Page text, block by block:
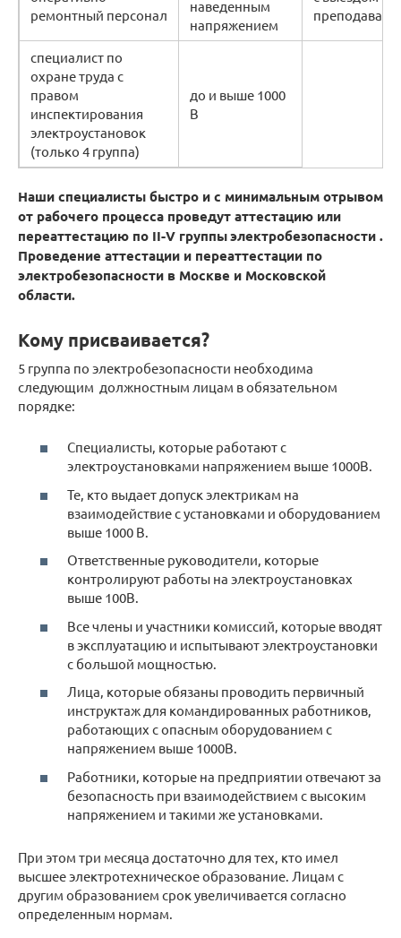
ремонтный персонал
наведенным
напряжением
специалист по
охране труда с
правом
инспектирования
электроустановок
(только 4 группа)
до и выше 1000
В
Наши специалисты быстро и с минимальным отрывом
от рабочего процесса проведут аттестацию или
переаттестацию по II-V группыэлектробезопасности .
Проведение аттестации и переаттестации по
электробезопасности в Москве и Московской
области.
Кому присваивается?
5 группа по электробезопасности необходима
следующим должностным лицам в обязательном
порядке:
Специалисты, которые работают с
электроустановками напряжением выше 1000В.
Те, кто выдает допуск электрикам на
взаимодействие с установками и оборудованием
выше 1000 В.
Ответственные руководители, которые
контролируют работы на электроустановках
выше 100В.
Все члены и участники комиссий, которые вводят
в эксплуатацию и испытывают электроустановки
с большой мощностью.
Лица, которые обязаны проводить первичный
инструктаж для командированных работников,
работающих с опасным оборудованием с
напряжением выше 1000В.
Работники, которые на предприятии отвечают за
безопасность при взаимодействием с высоким
напряжением и такими же установками.
При этом три месяца достаточно для тех, кто имел
высшее электротехническое образование. Лицам с
другим образованием срок увеличивается согласно
определенным нормам.